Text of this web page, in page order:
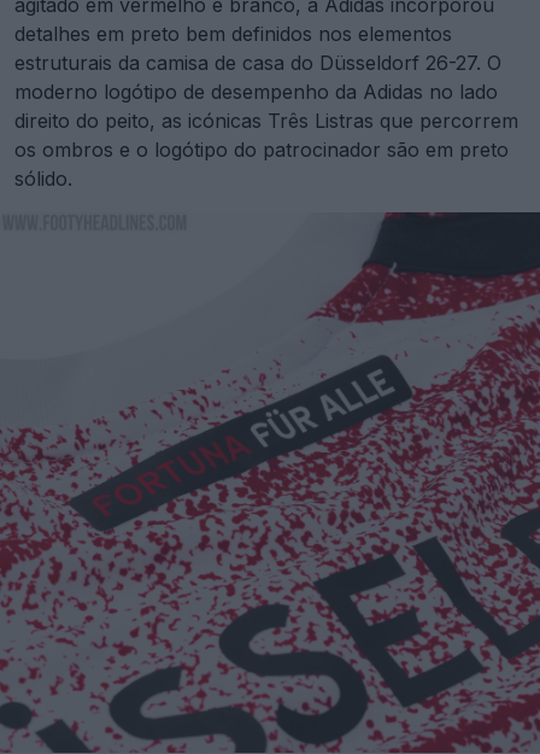
agitado em vermelho e branco, a Adidas incorporou
detalhes em preto bem definidos nos elementos
estruturais da camisa de casa do Düsseldorf 26-27. O
moderno logótipo de desempenho da Adidas no lado
direito do peito, as icónicas Três Listras que percorrem
os ombros e o logótipo do patrocinador são em preto
sólido.